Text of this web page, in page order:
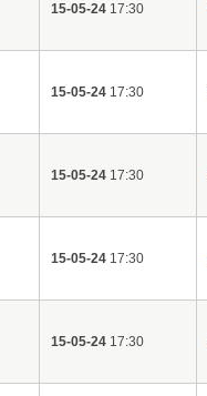
15-05-2417:30
15-05-2417:30
15-05-2417:30
15-05-2417:30
15-05-2417:30